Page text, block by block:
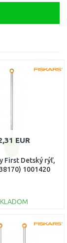
EUR
First Detský rýľ,
1001420
DO KOŠÍKA